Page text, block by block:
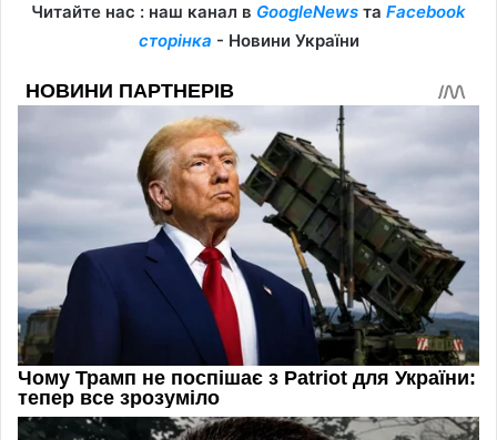
Читайте нас : наш канал в GoogleNews та Facebook
сторінка - Новини України